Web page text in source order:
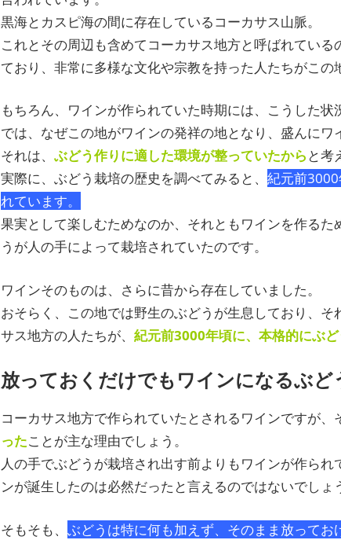
黒海とカスピ海の間に存在しているコーカサス山脈。
これとその周辺も含めてコーカサス地方と呼ばれてい
ており、非常に多様な文化や宗教を持った人たちがこの
もちろん、ワインが作られていた時期には、こうした状
では、なぜこの地がワインの発祥の地となり、盛んにワ
それは、 ぶどう作りに適した環境が整っていたから と考
実際に、ぶどう栽培の歴史を調べてみると、 紀元前
れています。
果実として楽しむためなのか、それともワインを作る
うが人の手によって栽培されていたのです。
ワインそのものは、さらに昔から存在していました。
おそらく、この地では野生のぶどうが生息しており、
サス地方の人たちが、 紀元前3000年頃に、本格的にぶ
放っておくだけでもワインになるぶど
コーカサス地方で作られていたとされるワインですが、
ったことが主な理由でしょう。
人の手でぶどうが栽培され出す前よりもワインが作ら
ンが誕生したのは必然だったと言えるのではないでしょ
そもそも、 ぶどうは特に何も加えず、そのまま放ってお